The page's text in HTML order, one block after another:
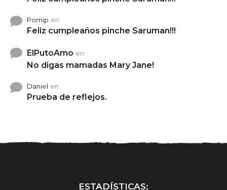
Pornip en
Feliz cumpleaños pinche Saruman!!!
ElPutoAmo en
No digas mamadas Mary Jane!
Daniel en
Prueba de reflejos.
ESTADÍSTICAS: